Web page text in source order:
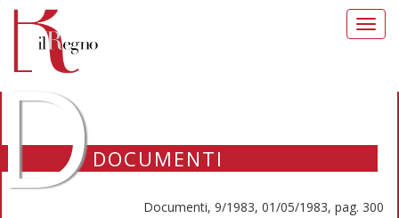
DOCUMENTI
Documenti, 9/1983, 01/05/1983, pag. 300